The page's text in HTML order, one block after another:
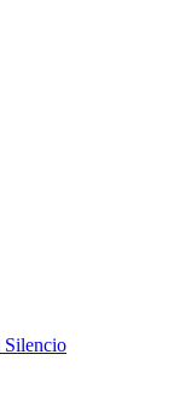
Silencio